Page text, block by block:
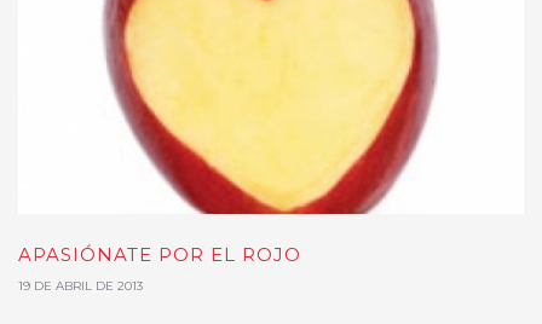
APASIÓNATE POR EL ROJO
19 DE ABRIL DE 2013